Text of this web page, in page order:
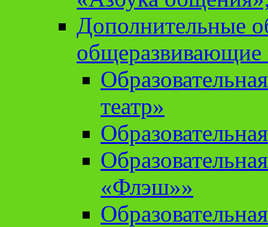
Дополнительные
театр»
«Флэш»»